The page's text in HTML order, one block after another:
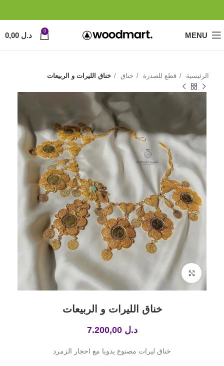
MENU
0 د.ل
الرئيسية قطع للصدرة خناق خناق الليرات و الربيعات
Click to enlarge
خناق الليرات و الربيعات
د.ل 7.200,00
خناق ليرات مصنوع يدويا مع احجار الزمرد